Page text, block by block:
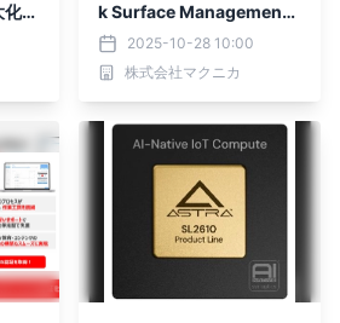
を
提
k Surface Managemen
t」が３年連続ASM市場シ
ェア第1位を獲得
2025-10-28 10:00
株式会社マクニカ